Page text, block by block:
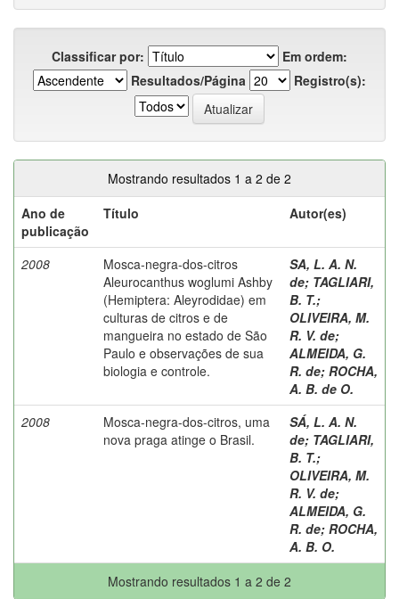
Classificar por:
Em ordem:
Resultados/Página
Registro(s):
Mostrando resultados 1 a 2 de 2
Ano de
publicação
Título Autor(es)
2008
Mosca-negra-dos-citros
Aleurocanthus woglumi Ashby
(Hemiptera: Aleyrodidae) em
culturas de citros e de
mangueira no estado de São
Paulo e observações de sua
biologia e controle.
SA, L. A. N.
de; TAGLIARI,
B. T.;
OLIVEIRA, M.
R. V. de;
ALMEIDA, G.
R. de; ROCHA,
A. B. de O.
2008
Mosca-negra-dos-citros, uma
nova praga atinge o Brasil.
SÁ, L. A. N.
de; TAGLIARI,
B. T.;
OLIVEIRA, M.
R. V. de;
ALMEIDA, G.
R. de; ROCHA,
A. B. O.
Mostrando resultados 1 a 2 de 2